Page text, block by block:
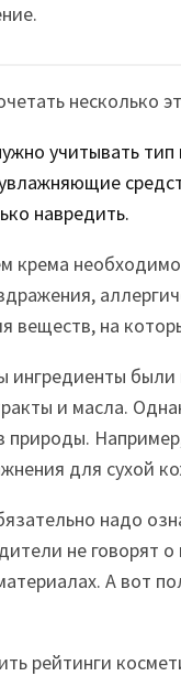
несколько
учитывать
навредить.
крема
веществ, на
ингредиенты
и масла.
природы.
для сухой
надо
не говорят
А вот
рейтинги